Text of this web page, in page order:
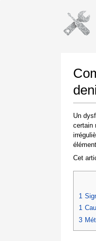
Un
certain
Cet
1
1
3
Instructions